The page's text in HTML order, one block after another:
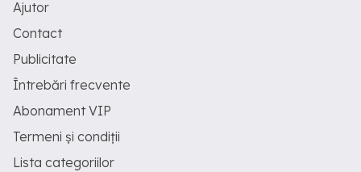
Ajutor
Contact
Publicitate
Întrebări frecvente
Abonament VIP
Termeni și condiții
Lista categoriilor